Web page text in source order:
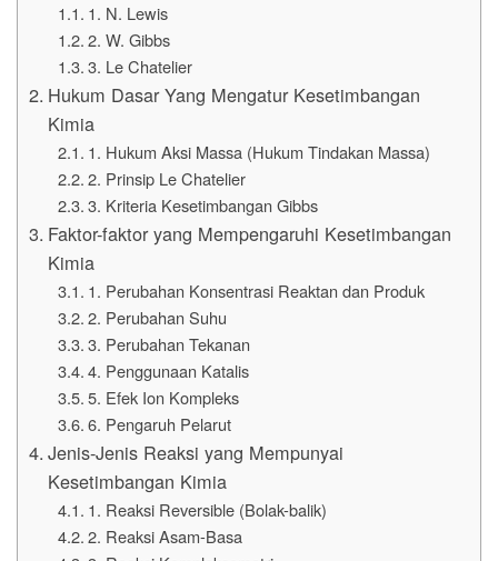
1. N. Lewis
2. W. Gibbs
3. Le Chatelier
Hukum Dasar Yang Mengatur Kesetimbangan
Kimia
1. Hukum Aksi Massa (Hukum Tindakan Massa)
2. Prinsip Le Chatelier
3. Kriteria Kesetimbangan Gibbs
Faktor-faktor yang Mempengaruhi Kesetimbangan
Kimia
1. Perubahan Konsentrasi Reaktan dan Produk
2. Perubahan Suhu
3. Perubahan Tekanan
4. Penggunaan Katalis
5. Efek Ion Kompleks
6. Pengaruh Pelarut
Jenis-Jenis Reaksi yang Mempunyai
Kesetimbangan Kimia
1. Reaksi Reversible (Bolak-balik)
2. Reaksi Asam-Basa